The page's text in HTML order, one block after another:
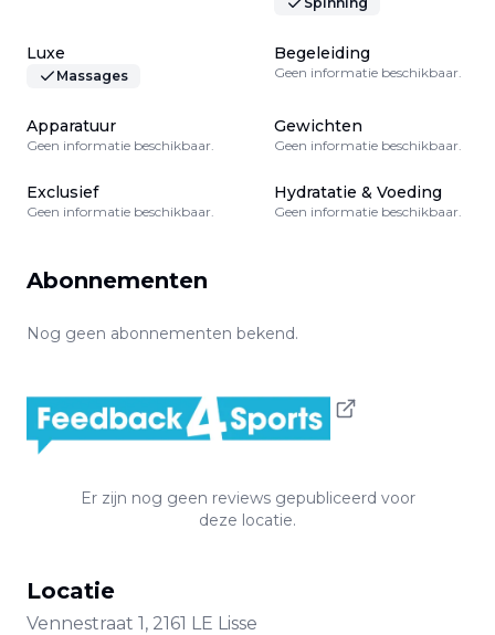
Luxe
Massages
Begeleiding
Geen informatie beschikbaar.
Apparatuur
Geen informatie beschikbaar.
Gewichten
Geen informatie beschikbaar.
Exclusief
Geen informatie beschikbaar.
Hydratatie & Voeding
Geen informatie beschikbaar.
Abonnementen
Nog geen abonnementen bekend.
Er zijn nog geen reviews gepubliceerd voor
deze locatie.
Locatie
Vennestraat 1, 2161 LE Lisse